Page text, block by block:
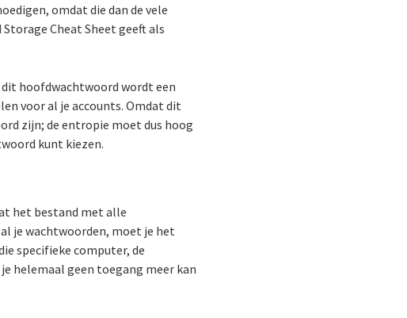
omdat die dan de vele
Cheat Sheet geeft als
hoofdwachtwoord wordt een
voor al je accounts. Omdat dit
zijn; de entropie moet dus hoog
kunt kiezen.
het bestand met alle
je wachtwoorden, moet je het
specifieke computer, de
helemaal geen toegang meer kan